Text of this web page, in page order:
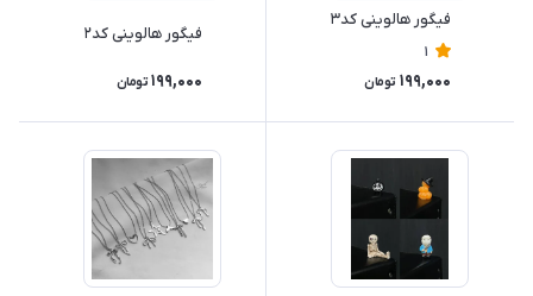
فیگور هالوینی کد۳
1
199,000 تومان
فیگور هالوینی کد۲
199,000 تومان